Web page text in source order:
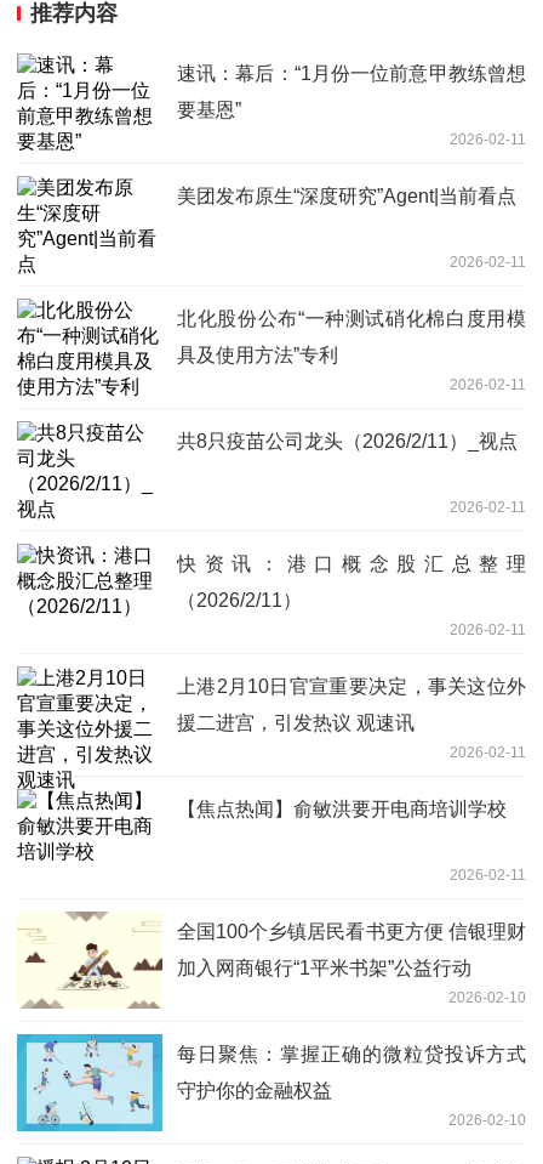
推荐内容
速讯：幕后：“1月份一位前意甲教练曾想
要基恩”
2026-02-11
美团发布原生“深度研究”Agent|当前看点
2026-02-11
北化股份公布“一种测试硝化棉白度用模
具及使用方法”专利
2026-02-11
共8只疫苗公司龙头（2026/2/11）_视点
2026-02-11
快资讯：港口概念股汇总整理
（2026/2/11）
2026-02-11
上港2月10日官宣重要决定，事关这位外
援二进宫，引发热议 观速讯
2026-02-11
【焦点热闻】俞敏洪要开电商培训学校
2026-02-11
全国100个乡镇居民看书更方便 信银理财
加入网商银行“1平米书架”公益行动
2026-02-10
每日聚焦：掌握正确的微粒贷投诉方式
守护你的金融权益
2026-02-10